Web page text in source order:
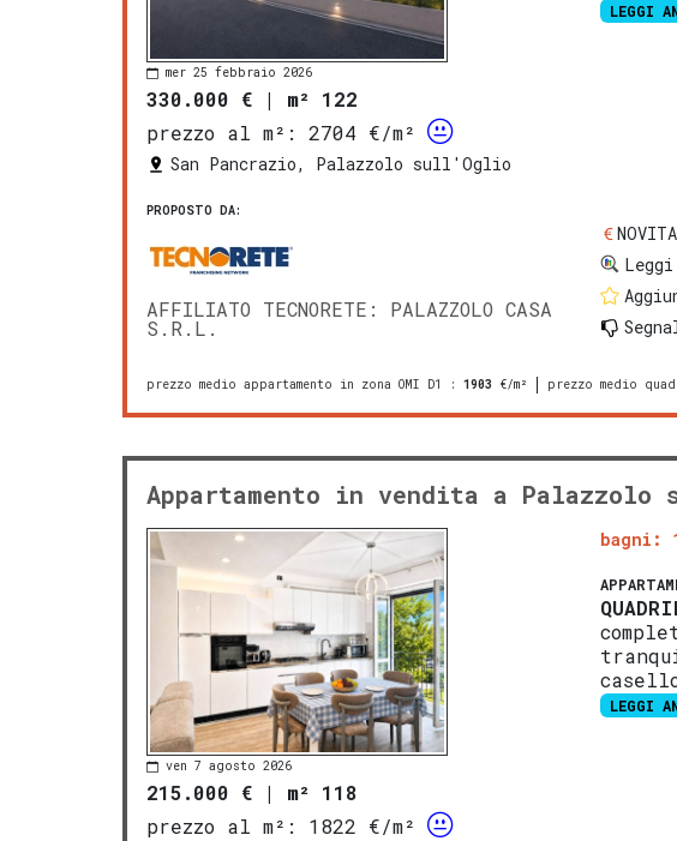
mer 25 febbraio 2026
330.000 € | m² 122
prezzo al m²:
2704 €/m²
San Pancrazio, Palazzolo sull'Oglio
PROPOSTO DA:
AFFILIATO TECNORETE: PALAZZOLO CASA
S.R.L.
LEGGI
prezzo medio appartamento in zona OMI D1 : 1903 €/m² prezzo medio
Appartamento in vendita a Palazzolo
ven 7 agosto 2026
215.000 € | m² 118
prezzo al m²:
1822 €/m²
bagni:
LEGGI